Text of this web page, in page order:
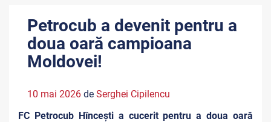
Petrocub a devenit pentru a
doua oară campioana
Moldovei!
10 mai 2026 de Serghei Cipilencu
FC Petrocub Hîncești a cucerit pentru a doua oară